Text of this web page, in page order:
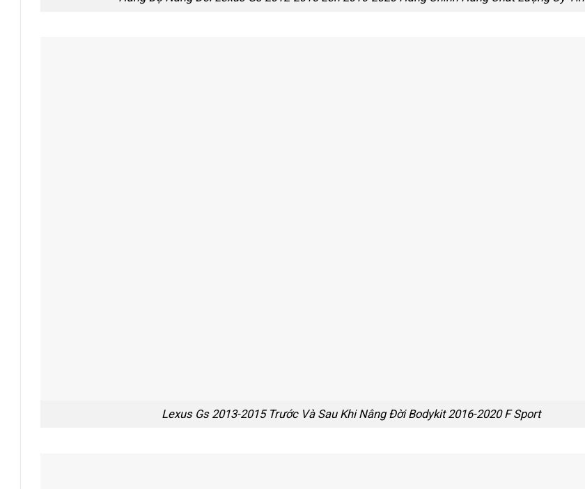
Lexus Gs 2013-2015 Trước Và Sau Khi Nâng Đời Bodykit 2016-2020 F Sport